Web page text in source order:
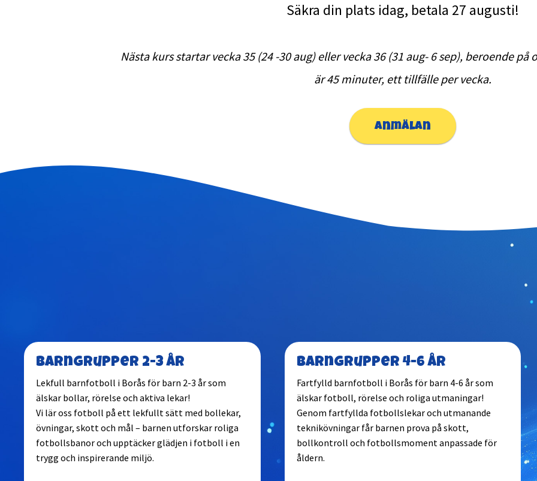
Säkra din plats idag, betala 27 augusti!
Nästa kurs startar vecka 35 (24 -30 aug) eller vecka 36 (31 aug- 6 sep), beroende
är 45 minuter, ett tillfälle per vecka.
anmälan
Barngrupper 2-3 år
Lekfull barnfotboll i Borås för barn 2-3 år som
älskar bollar, rörelse och aktiva lekar!
Vi lär oss fotboll på ett lekfullt sätt med bollekar,
övningar, skott och mål – barnen utforskar roliga
fotbollsbanor och upptäcker glädjen i fotboll i en
trygg och inspirerande miljö.
Barngrupper 4-6 år
Fartfylld barnfotboll i Borås för barn 4-6 år som
älskar fotboll, rörelse och roliga utmaningar!
Genom fartfyllda fotbollslekar och utmanande
teknikövningar får barnen prova på skott,
bollkontroll och fotbollsmoment anpassade för
åldern.